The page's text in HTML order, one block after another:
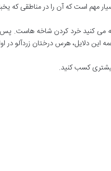
مهم است که آن را در مناطقی که
کنید خرد کردن شاخه هاست. پس
این دلایل، هرس درختان زردآلو در
کسب کنید.